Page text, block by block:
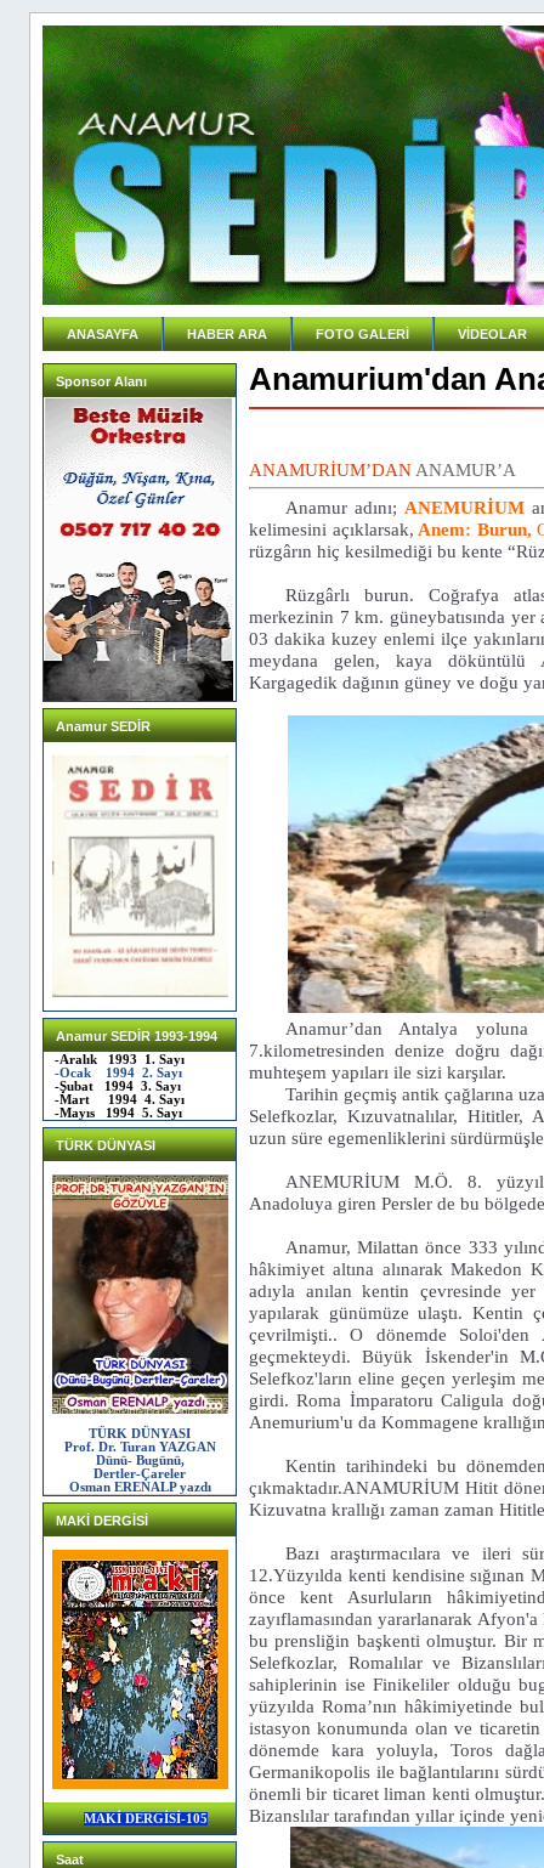
ANASAYFA HABER ARA FOTO GALERİ VİDEOLAR
Sponsor Alanı
Anamur SEDİR
Anamur SEDİR 1993-1994
-Aralık 1993 1. Sayı
-Ocak 1994 2. Sayı
-Şubat 1994 3. Sayı
-Mart 1994 4. Sayı
-Mayıs 1994 5. Sayı
TÜRK DÜNYASI
TÜRK DÜNYASI
Prof. Dr. Turan YAZGAN
Dünü- Bugünü,
Dertler-Çareler
Osman ERENALP yazdı
MAKİ DERGİSİ
MAKİ DERGİSİ-105
Saat
Anamurium'dan
ANAMURİUM’DAN ANAMUR’A
Anamur adını; ANEMURİUM
kelimesini açıklarsak, Anem: Burun,
rüzgârın hiç kesilmediği bu kente
Rüzgârlı burun. Coğrafya
merkezinin 7 km. güneybatısında
03 dakika kuzey enlemi ilçe
meydana gelen, kaya döküntülü
Kargagedik dağının güney ve doğu
Anamur’dan Antalya yoluna
7.kilometresinden denize doğru
muhteşem yapıları ile sizi karşılar.
Tarihin geçmiş antik çağlarına
Selefkozlar, Kızuvatnalılar, Hititler,
uzun süre egemenliklerini
ANEMURİUM M.Ö. 8.
Anadoluya giren Persler de bu
Anamur, Milattan önce 333
hâkimiyet altına alınarak Makedon
adıyla anılan kentin çevresinde
yapılarak günümüze ulaştı.
çevrilmişti.. O dönemde Soloi'den
geçmekteydi. Büyük İskender'in
Selefkoz'ların eline geçen yerleşim
girdi. Roma İmparatoru Caligula
Anemurium'u da Kommagene
Kentin tarihindeki bu
çıkmaktadır.ANAMURİUM Hitit
Kizuvatna krallığı zaman zaman
Bazı araştırmacılara ve ileri
12.Yüzyılda kenti kendisine sığınan
önce kent Asurluların
zayıflamasından yararlanarak
bu prensliğin başkenti olmuştur. Bir
Selefkozlar, Romalılar ve
sahiplerinin ise Finikeliler olduğu
yüzyılda Roma’nın hâkimiyetinde
istasyon konumunda olan ve
dönemde kara yoluyla, Toros
Germanikopolis ile bağlantılarını
önemli bir ticaret liman kenti
Bizanslılar tarafından yıllar içinde